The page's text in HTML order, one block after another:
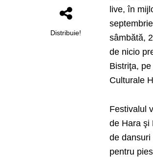
Distribuie!
live, în
sâmbătă,
de nicio
Bistriţa,
Culturale
Festivalul
de Hara şi
de
pentru